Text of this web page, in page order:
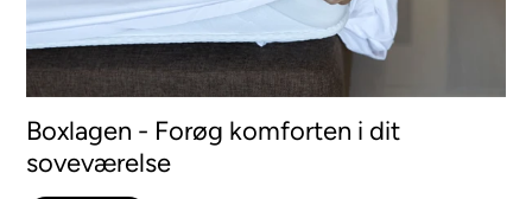
Boxlagen - Forøg komforten i dit
soveværelse